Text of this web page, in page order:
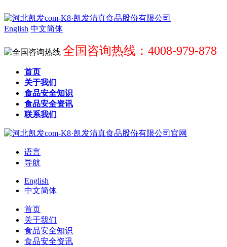
English 中文简体
全国咨询热线：4008-979-878
首页
关于我们
食品安全知识
食品安全资讯
联系我们
语言
导航
English
中文简体
首页
关于我们
食品安全知识
食品安全资讯